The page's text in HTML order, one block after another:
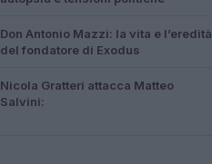
Don Antonio Mazzi: la vita e l’eredità
del fondatore di Exodus
Nicola Gratteri attacca Matteo
Salvini: